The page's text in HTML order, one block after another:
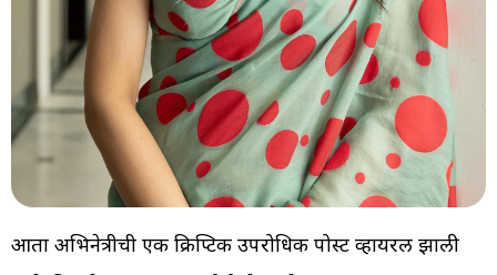
आता अभिनेत्रीची एक क्रिप्टिक उपरोधिक पोस्ट व्हायरल झाली